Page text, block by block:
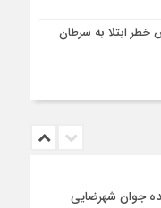
ابتلا به سرطان
جوان شهرضایی